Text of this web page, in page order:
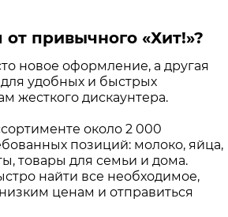
привычного «Хит!»?
новое оформление, а другая
удобных и быстрых
жесткого дискаунтера.
около 2 000
позиций: молоко, яйца,
товары для семьи и дома.
найти все необходимое,
ценам и отправиться